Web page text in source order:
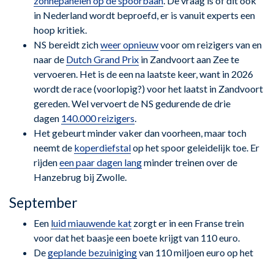
in Nederland wordt beproefd, er is vanuit experts een
hoop kritiek.
NS bereidt zichweer opnieuwvoor om reizigers van en
naar de Dutch Grand Prix in Zandvoort aan Zee te
vervoeren. Het is de een na laatste keer, want in 2026
wordt de race (voorlopig?) voor het laatst in Zandvoort
gereden. Wel vervoert de NS gedurende de drie
dagen 140.000 reizigers.
Het gebeurt minder vaker dan voorheen, maar toch
neemt de koperdiefstalop het spoor geleidelijk toe. Er
rijdeneen paar dagen langminder treinen over de
Hanzebrug bij Zwolle.
September
Een luid miauwende kat zorgt er in een Franse trein
voor dat het baasje een boete krijgt van 110 euro.
Degeplande bezuinigingvan 110 miljoen euro op het